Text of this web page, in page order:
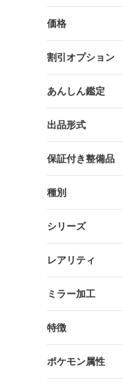
価格
割引オプション
あんしん鑑定
出品形式
保証付き整備品
種別
シリーズ
レアリティ
ミラー加工
特徴
ポケモン属性